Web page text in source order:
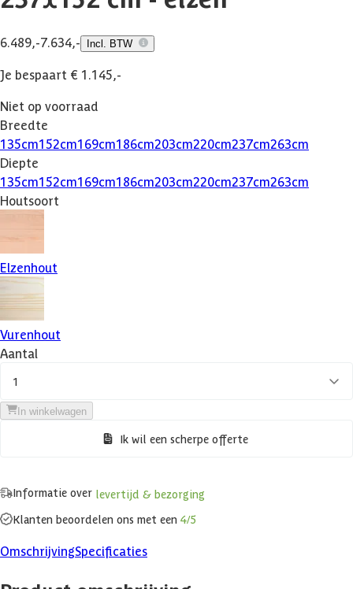
6.489,-7.634,- Incl. BTW
Je bespaart € 1.145,-
Niet op voorraad
Breedte
135cm152cm169cm186cm203cm220cm237cm263cm
Diepte
135cm152cm169cm186cm203cm220cm237cm263cm
Houtsoort
Elzenhout
Vurenhout
Aantal
1
In winkelwagen
Ik wil een scherpe offerte
Informatie over levertijd & bezorging
Klanten beoordelen ons met een 4/5
OmschrijvingSpecificaties